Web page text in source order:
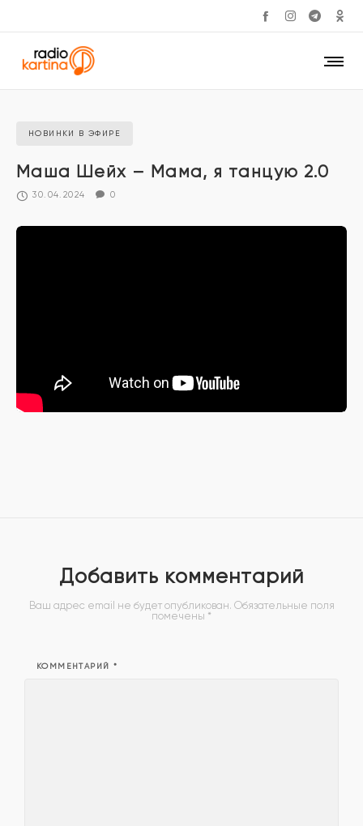
НОВИНКИ В ЭФИРЕ
Маша Шейх – Мама, я танцую 2.0
30.04.2024 0
Добавить комментарий
Ваш адрес email не будет опубликован. Обязательные поля
помечены *
КОММЕНТАРИЙ *